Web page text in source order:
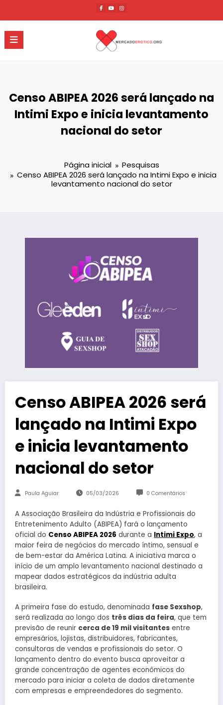
o
conteúdo
Censo ABIPEA 2026 será lançado na
Intimi Expo e inicia levantamento
nacional do setor
Página inicial
Pesquisas
Censo ABIPEA 2026 será lançado na Intimi Expo e inicia
levantamento nacional do setor
Censo ABIPEA 2026 será
lançado na Intimi Expo
e inicia levantamento
nacional do setor
Paula Aguiar 05/03/2026 0 Comentários
A Associação Brasileira da Indústria e Profissionais do
Entretenimento Adulto (ABIPEA) fará o lançamento
oficial do Censo ABIPEA 2026 durante a Intimi Expo, a
maior feira de negócios do mercado íntimo, sensual e
de bem-estar da América Latina. A iniciativa marca o
início de um amplo levantamento nacional destinado a
mapear dados estratégicos da indústria adulta
brasileira.
A primeira fase do estudo, denominada fase Sexshop,
será realizada ao longo dos três dias da feira, que tem
previsão de reunir cerca de 19 mil visitantes entre
empresários, lojistas, distribuidores, fabricantes,
consultoras de vendas e profissionais do setor. O
lançamento dentro do evento busca aproveitar a
grande concentração de agentes econômicos do
mercado para iniciar a coleta de dados diretamente
com empresas e empreendedores do segmento.